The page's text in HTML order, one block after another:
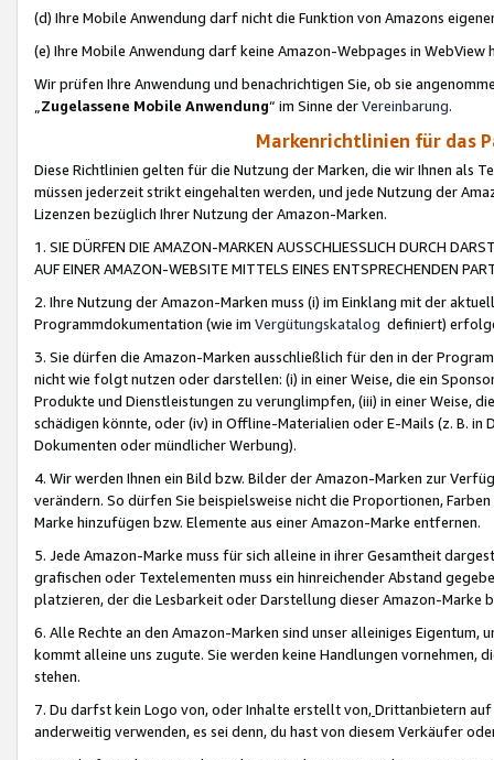
(d) Ihre Mobile Anwendung darf nicht die Funktion von Amazons
(e) Ihre Mobile Anwendung darf keine Amazon-Webpages in WebView
Wir prüfen Ihre Anwendung und benachrichtigen Sie, ob sie
„Zugelassene Mobile Anwendung“ im Sinne derVereinbarung.
Markenrichtlinien für das
Diese Richtlinien gelten für die Nutzung der Marken, die wir Ihnen als
müssen jederzeit strikt eingehalten werden, und jede Nutzung der
Lizenzen bezüglich Ihrer Nutzung der Amazon-Marken.
1. SIE DÜRFEN DIE AMAZON-MARKEN AUSSCHLIESSLICH DURCH
AUF EINER AMAZON-WEBSITE MITTELS EINES ENTSPRECHENDEN
2. Ihre Nutzung der Amazon-Marken muss (i) im Einklang mit der
Programmdokumentation (wie im Vergütungskatalog definiert)
3. Sie dürfen die Amazon-Marken ausschließlich für den in der
nicht wie folgt nutzen oder darstellen: (i) in einer Weise, die ein
Produkte und Dienstleistungen zu verunglimpfen, (iii) in einer Weise,
schädigen könnte, oder (iv) in Offline-Materialien oder E-Mails (z. B. in
Dokumenten oder mündlicher Werbung).
4. Wir werden Ihnen ein Bild bzw. Bilder der Amazon-Marken zur
verändern. So dürfen Sie beispielsweise nicht die Proportionen,
Marke hinzufügen bzw. Elemente aus einer Amazon-Marke entfernen.
5. Jede Amazon-Marke muss für sich alleine in ihrer Gesamtheit
grafischen oder Textelementen muss ein hinreichender Abstand
platzieren, der die Lesbarkeit oder Darstellung dieser Amazon-Marke
6. Alle Rechte an den Amazon-Marken sind unser alleiniges
kommt alleine uns zugute. Sie werden keine Handlungen vornehmen,
stehen.
7. Du darfst kein Logo von, oder Inhalte erstellt von,Drittanbietern auf
anderweitig verwenden, es sei denn, du hast von diesem Verkäufer